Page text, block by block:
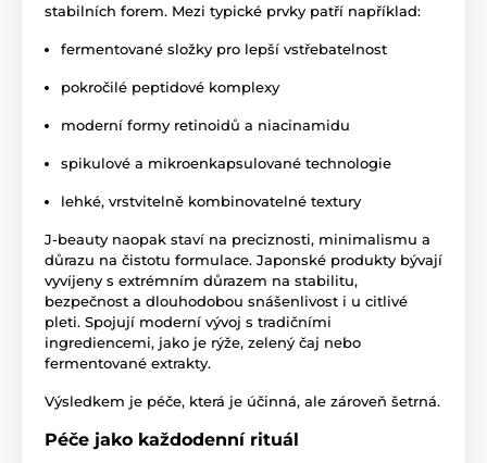
stabilních forem. Mezi typické prvky patří například:
fermentované složky pro lepší vstřebatelnost
pokročilé peptidové komplexy
moderní formy retinoidů a niacinamidu
spikulové a mikroenkapsulované technologie
lehké, vrstvitelně kombinovatelné textury
J-beauty naopak staví na preciznosti, minimalismu a
důrazu na čistotu formulace. Japonské produkty bývají
vyvíjeny s extrémním důrazem na stabilitu,
bezpečnost a dlouhodobou snášenlivost i u citlivé
pleti. Spojují moderní vývoj s tradičními
ingrediencemi, jako je rýže, zelený čaj nebo
fermentované extrakty.
Výsledkem je péče, která je účinná, ale zároveň šetrná.
Péče jako každodenní rituál